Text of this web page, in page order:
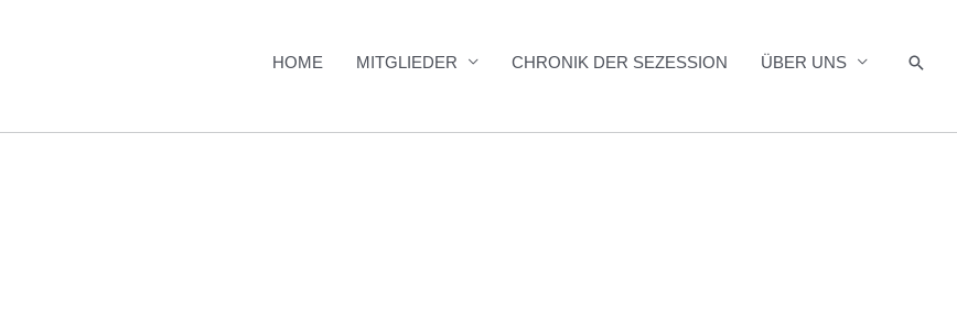
HOME MITGLIEDER CHRONIK DER SEZESSION ÜBER UNS